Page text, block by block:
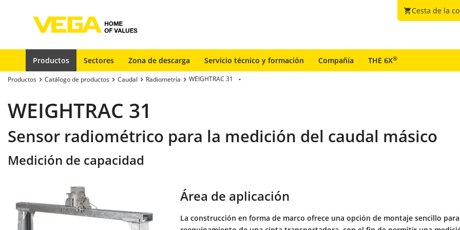
shopping_cartCesta de la
Productos Sectores Zona de descarga Servicio técnico y formación Compañía THE 6X®
Productos Catálogo de productos Caudal Radiometría WEIGHTRAC 31
WEIGHTRAC 31
Sensor radiométrico para la medición del caudal másico
Medición de capacidad
Área de aplicación
La construcción en forma de marco ofrece una opción de montaje sencillo